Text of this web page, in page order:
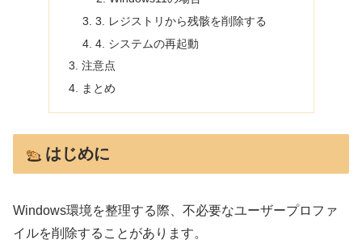
3. レジストリから残骸を削除する
4. システムの再起動
注意点
まとめ
はじめに
Windows環境を整理する際、不必要なユーザープロファ
イルを削除することがあります。